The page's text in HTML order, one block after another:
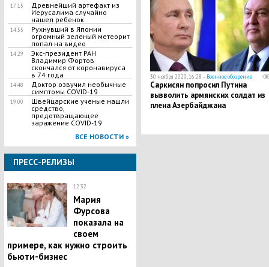
17:15
Древнейший артефакт из
Иерусалима случайно
нашел ребенок
14:55
Рухнувший в Японии
огромный зеленый метеорит
попал на видео
14:29
Экс-президент РАН
Владимир Фортов
скончался от коронавируса
в 74 года
14:48
Доктор озвучил необычные
симптомы COVID-19
19:00
​Швейцарские ученые нашли
средство,
предотвращающее
заражение COVID-19
ВСЕ НОВОСТИ »
ПРЕСС-РЕЛИЗЫ
12:32
Мария
Фурсова
показала на
своем
примере, как нужно строить
бьюти-бизнес
30 ноября 2020, 16:28 —Военное обозрение
Саркисян попросил Путина
вызволить армянских солдат из
плена Азербайджана